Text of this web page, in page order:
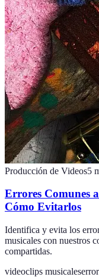
Producción de Videos5
Errores Comunes
Cómo Evitarlos
Identifica y evita los
musicales con nuestros
compartidas.
videoclips musicales